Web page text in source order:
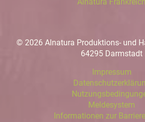
Alnatura Frankreich
© 2026 Alnatura Produktions- und
64295 Darmstadt
Impressum
Meldesystem
Informationen zur